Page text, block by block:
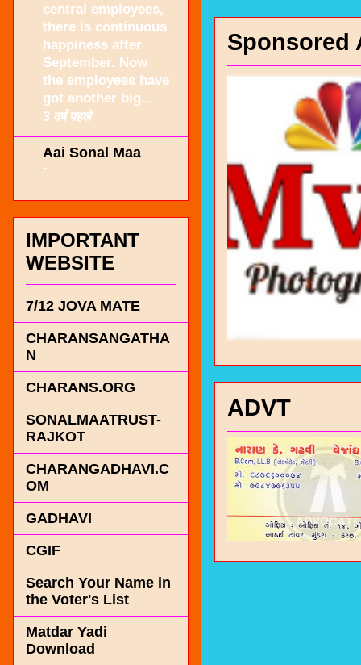
Sponsored
ADVT
central employees,
there is continuous
happiness after
September. Now
the employees have
got another big...
3 वर्ष पहले
Aai Sonal Maa
-
IMPORTANT
WEBSITE
7/12 JOVA MATE
CHARANSANGATHA
N
CHARANS.ORG
SONALMAATRUST-
RAJKOT
CHARANGADHAVI.C
OM
GADHAVI
CGIF
Search Your Name in
the Voter's List
Matdar Yadi
Download